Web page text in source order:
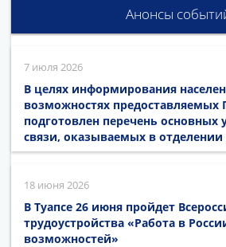
Анонсы
7 июля 2026
В целях информирования
возможностях предоставляемых
подготовлен перечень основных
связи, оказываемых в отделении
18 июня 2026
В Туапсе 26 июня пройдет
трудоустройства «Работа в
возможностей»